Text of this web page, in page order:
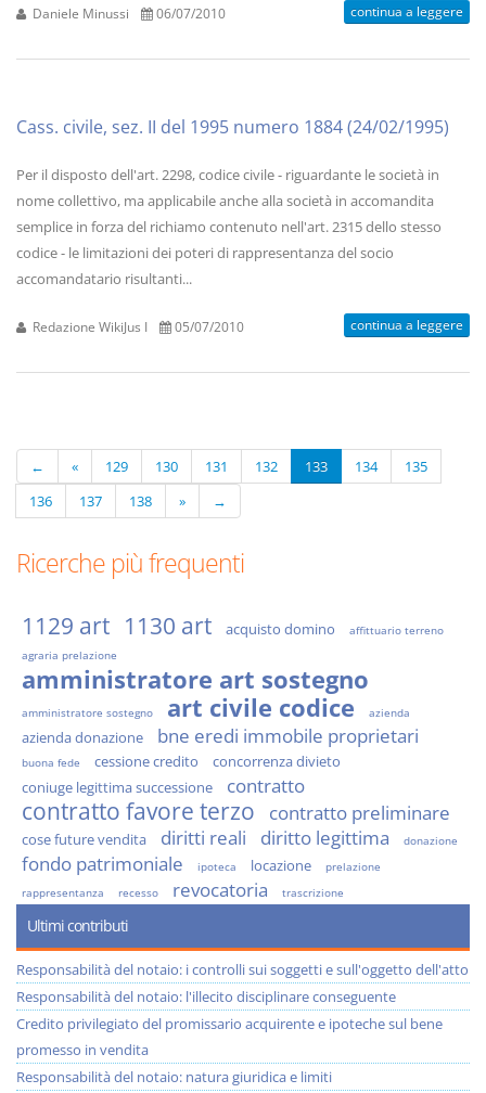
Daniele Minussi 06/07/2010 continua a leggere
Cass. civile, sez. II del 1995 numero 1884 (24/02/1995)
Per il disposto dell'art. 2298, codice civile - riguardante le società in
nome collettivo, ma applicabile anche alla società in accomandita
semplice in forza del richiamo contenuto nell'art. 2315 dello stesso
codice - le limitazioni dei poteri di rappresentanza del socio
accomandatario risultanti...
Redazione WikiJus I 05/07/2010 continua a leggere
← « 129 130 131 132 133 134
135
136
137 138 » →
Ricerche più frequenti
1129 art 1130 art acquisto domino
affittuario terreno
agraria prelazione
amministratore art sostegno
amministratore sostegno art civile codice azienda
azienda donazione bne eredi immobile proprietari
buona fede cessione credito
concorrenza divieto
coniuge legittima successione
contratto
contratto favore terzo contratto preliminare
cose future vendita diritti reali diritto legittima donazione
fondo patrimoniale ipoteca locazione
prelazione
rappresentanza
recesso revocatoria trascrizione
Ultimi contributi
Responsabilità del notaio: i controlli sui soggetti e sull'oggetto dell'atto
Responsabilità del notaio: l'illecito disciplinare conseguente
Credito privilegiato del promissario acquirente e ipoteche sul bene
promesso in vendita
Responsabilità del notaio: natura giuridica e limiti